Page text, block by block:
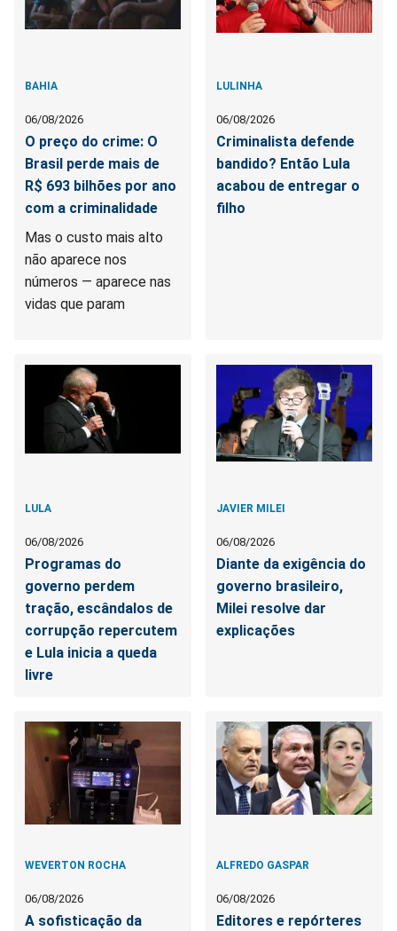
BAHIA
06/08/2026
O preço do crime: O
Brasil perde mais de
R$ 693 bilhões por ano
com a criminalidade
Mas o custo mais alto
não aparece nos
números — aparece nas
vidas que param
LULINHA
06/08/2026
Criminalista defende
bandido? Então Lula
acabou de entregar o
filho
LULA
06/08/2026
Programas do
governo perdem
tração, escândalos de
corrupção repercutem
e Lula inicia a queda
livre
JAVIER MILEI
06/08/2026
Diante da exigência do
governo brasileiro,
Milei resolve dar
explicações
WEVERTON ROCHA
06/08/2026
A sofisticação da
ALFREDO GASPAR
06/08/2026
Editores e repórteres